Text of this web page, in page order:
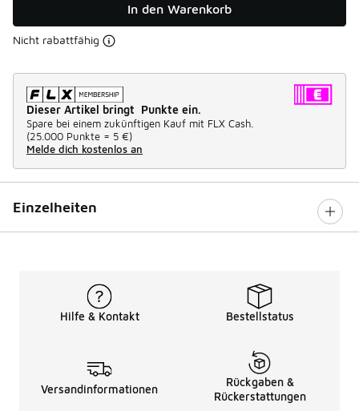
In den Warenkorb
Nicht rabattfähig
Dieser Artikel bringt Punkte ein.
Spare bei einem zukünftigen Kauf mit FLX Cash.
(25.000 Punkte = 5 €)
Melde dich kostenlos an
Einzelheiten
Hilfe & Kontakt Bestellstatus
Versandinformationen
Rückgaben &
Rückerstattungen